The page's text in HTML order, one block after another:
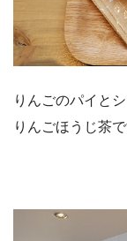
りんごのパイと
りんごほうじ茶で